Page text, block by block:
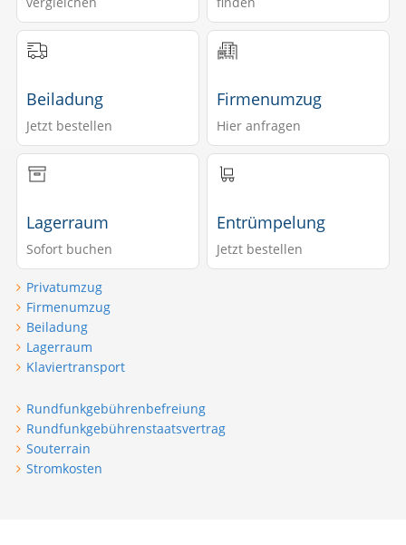
Beiladung
Jetzt bestellen
Firmenumzug
Hier anfragen
Lagerraum
Sofort buchen
Entrümpelung
Jetzt bestellen
Privatumzug
Firmenumzug
Beiladung
Lagerraum
Klaviertransport
Rundfunkgebührenbefreiung
Rundfunkgebührenstaatsvertrag
Souterrain
Stromkosten